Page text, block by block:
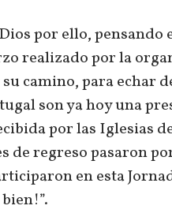
por ello,
realizado por la
camino, para echar
son ya hoy una
por las Iglesias
de regreso pasaron
en esta